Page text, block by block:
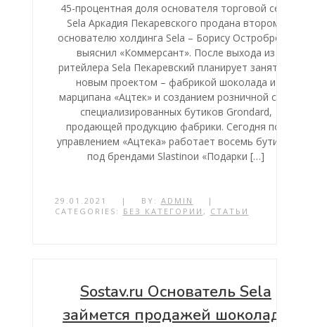
45-процентная доля основателя торговой сети
Sela Аркадия Пекаревского продана второму
основателю холдинга Sela – Борису Остроброду,
выяснил «Коммерсант». После выхода из
ритейлера Sela Пекаревский планирует заняться
новым проектом – фабрикой шоколада и
марципана «Ацтек» и созданием розничной сети
специализированных бутиков Grondard,
продающей продукцию фабрики. Сегодня под
управлением «Ацтека» работает восемь бутиков
под брендами Slastinoи «Подарки […]
29.01.2021 | BY: ADMIN
|
CATEGORIES: БЕЗ КАТЕГОРИИ , СТАТЬИ
Sostav.ru Основатель Sela
займется продажей шоколада